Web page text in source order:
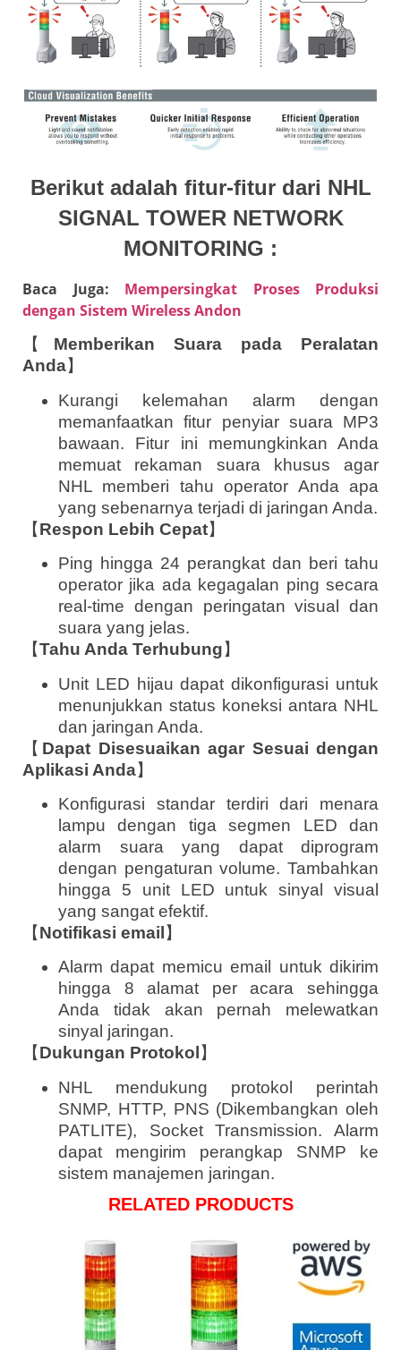
Berikut adalah fitur-fitur dari NHL
SIGNAL TOWER NETWORK
MONITORING :
Baca Juga: Mempersingkat Proses Produksi
dengan Sistem Wireless Andon
【 Memberikan Suara pada Peralatan
Anda】
Kurangi kelemahan alarm dengan
memanfaatkan fitur penyiar suara MP3
bawaan. Fitur ini memungkinkan Anda
memuat rekaman suara khusus agar
NHL memberi tahu operator Anda apa
yang sebenarnya terjadi di jaringan Anda.
【Respon Lebih Cepat】
Ping hingga 24 perangkat dan beri tahu
operator jika ada kegagalan ping secara
real-time dengan peringatan visual dan
suara yang jelas.
【Tahu Anda Terhubung】
Unit LED hijau dapat dikonfigurasi untuk
menunjukkan status koneksi antara NHL
dan jaringan Anda.
【 Dapat Disesuaikan agar Sesuai dengan
Aplikasi Anda】
Konfigurasi standar terdiri dari menara
lampu dengan tiga segmen LED dan
alarm suara yang dapat diprogram
dengan pengaturan volume. Tambahkan
hingga 5 unit LED untuk sinyal visual
yang sangat efektif.
【Notifikasi email 】
Alarm dapat memicu email untuk dikirim
hingga 8 alamat per acara sehingga
Anda tidak akan pernah melewatkan
sinyal jaringan.
【Dukungan Protokol 】
NHL mendukung protokol perintah
SNMP, HTTP, PNS (Dikembangkan oleh
PATLITE), Socket Transmission. Alarm
dapat mengirim perangkap SNMP ke
sistem manajemen jaringan.
RELATED PRODUCTS